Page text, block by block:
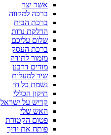
אשר יצר
ברכה למקווה
ברכת הבית
הדלקת נרות
שלום עליכם
ברכת העסק
מזמור לתודה
מודים דרבנן
שיר למעלות
נשמת כל חי
תיקון הכללי
קדיש על ישראל
האש שלי
פטום הקטורת
פותח את ידיך